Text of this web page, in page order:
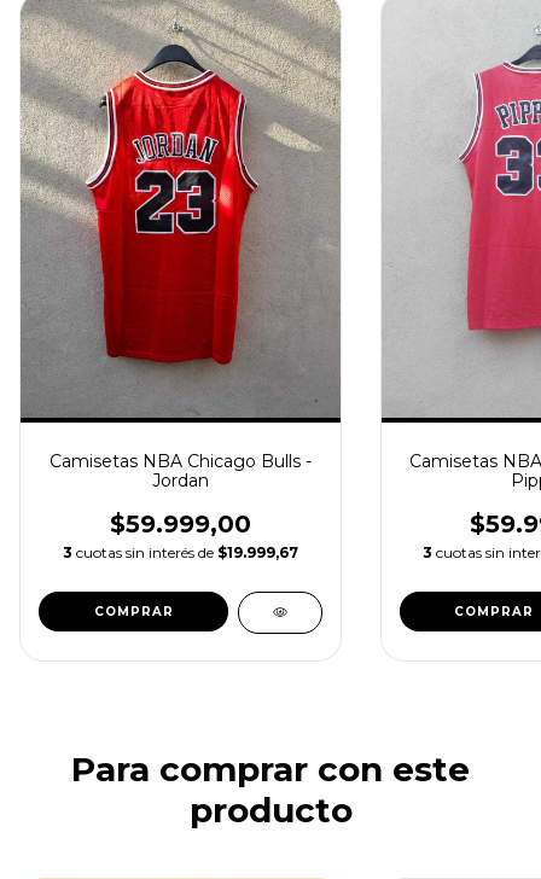
Camisetas NBA Chicago Bulls -
Jordan
$59.999,00
3 cuotas sin interés de $19.999,67
COMPRAR
Camisetas
3 cuotas sin
COMPRAR
Para comprar con este
producto